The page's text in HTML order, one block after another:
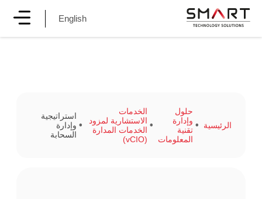
English
الرئيسية
حلول
وإدارة
تقنية
المعلومات
الخدمات
الاستشارية لمزود
الخدمات المدارة
(vCIO)
استراتيجية
وإدارة
السحابة